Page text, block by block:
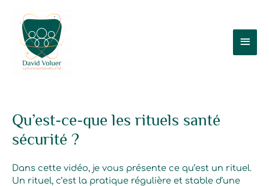
contenu
Qu’est-ce-que les rituels santé
sécurité ?
Dans cette vidéo, je vous présente ce qu’est un rituel.
Un rituel, c’est la pratique régulière et stable d’une